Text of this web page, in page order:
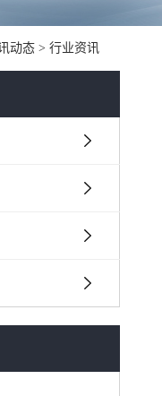
动态 > 行业资讯